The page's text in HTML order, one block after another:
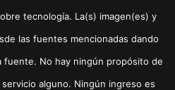
tecnología. La(s) imagen(es) y
las fuentes mencionadas dando
fuente. No hay ningún propósito de
alguno. Ningún ingreso es